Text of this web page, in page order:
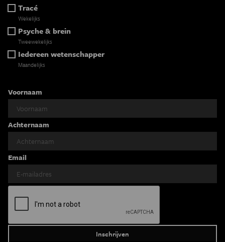
Tracé
Wekelijks
Psyche & brein
Tweewekelijks
Iedereen wetenschapper
Maandelijks
Voornaam
Achternaam
Email